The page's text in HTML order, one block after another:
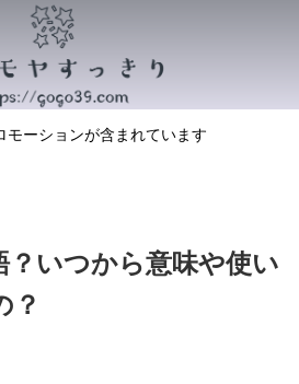
モーションが含まれています
？いつから意味や使い
？